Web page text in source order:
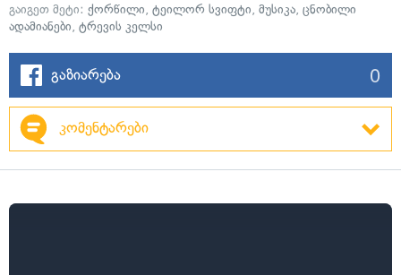
გაიგეთ მეტი: ქორწილი, ტეილორ სვიფტი, მუსიკა, ცნობილი
ადამიანები, ტრევის კელსი
გაზიარება 0
კომენტარები